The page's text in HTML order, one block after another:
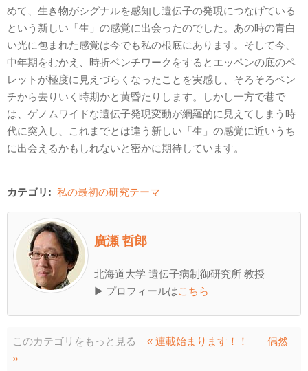
めて、生き物がシグナルを感知し遺伝子の発現につなげている
という新しい「生」の感覚に出会ったのでした。あの時の青白
い光に包まれた感覚は今でも私の根底にあります。そして今、
中年期をむかえ、時折ベンチワークをするとエッペンの底のペ
レットが極度に見えづらくなったことを実感し、そろそろベン
チから去りいく時期かと黄昏たりします。しかし一方で巷で
は、ゲノムワイドな遺伝子発現変動が網羅的に見えてしまう時
代に突入し、これまでとは違う新しい「生」の感覚に近いうち
に出会えるかもしれないと密かに期待しています。
カテゴリ: 私の最初の研究テーマ
廣瀬 哲郎
北海道大学 遺伝子病制御研究所 教授
▶ プロフィールはこちら
このカテゴリをもっと見る « 連載始まります！！
偶然
»